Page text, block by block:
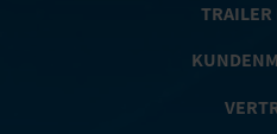
TRAILER